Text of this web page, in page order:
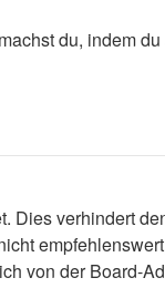
du, indem
Dies verhindert
von der Board-